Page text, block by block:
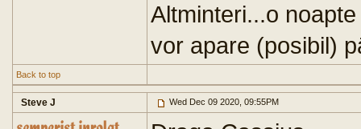
Altminteri...o
vor apare (posibil)
Back to top
Steve J Wed Dec 09 2020, 09:55PM